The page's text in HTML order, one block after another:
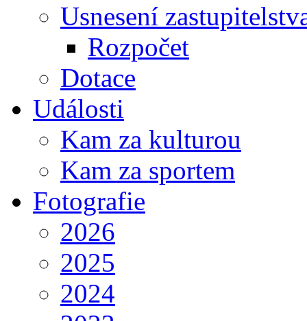
Usnesení
Rozpočet
Dotace
Události
Kam za kulturou
Kam za sportem
Fotografie
2026
2025
2024